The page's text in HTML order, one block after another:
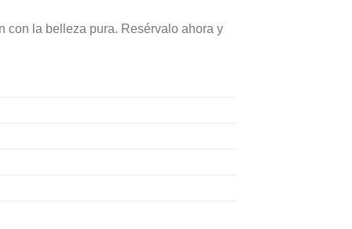
con la belleza pura. Resérvalo ahora y